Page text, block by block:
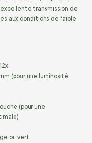
transmission de
aux conditions de faible
(pour une luminosité
(pour une
ou vert